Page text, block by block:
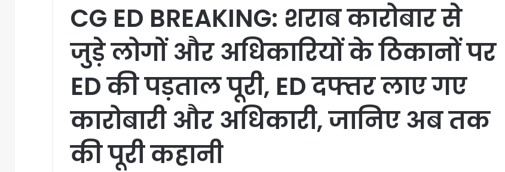
CG ED BREAKING: शराब कारोबार से
जुड़े लोगों और अधिकारियों के ठिकानों पर
ED की पड़ताल पूरी, ED दफ्तर लाए गए
कारोबारी और अधिकारी, जानिए अब तक
की पूरी कहानी